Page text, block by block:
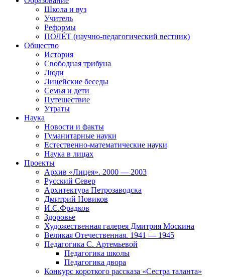
Школа и вуз
Учитель
Реформы
ПОЛЁТ (научно-педагогический вестник)
Общество
История
Свободная трибуна
Люди
Лицейские беседы
Семья и дети
Путешествие
Утраты
Наука
Новости и факты
Гуманитарные науки
Естественно-математические науки
Наука в лицах
Проекты
Архив «Лицея». 2000 — 2003
Русский Север
Архитектура Петрозаводска
Дмитрий Новиков
И.С.Фрадков
Здоровье
Художественная галерея Дмитрия Москина
Великая Отечественная. 1941 — 1945
Педагогика С. Артемьевой
Педагогика школы
Педагогика двора
Конкурс короткого рассказа «Сестра таланта»